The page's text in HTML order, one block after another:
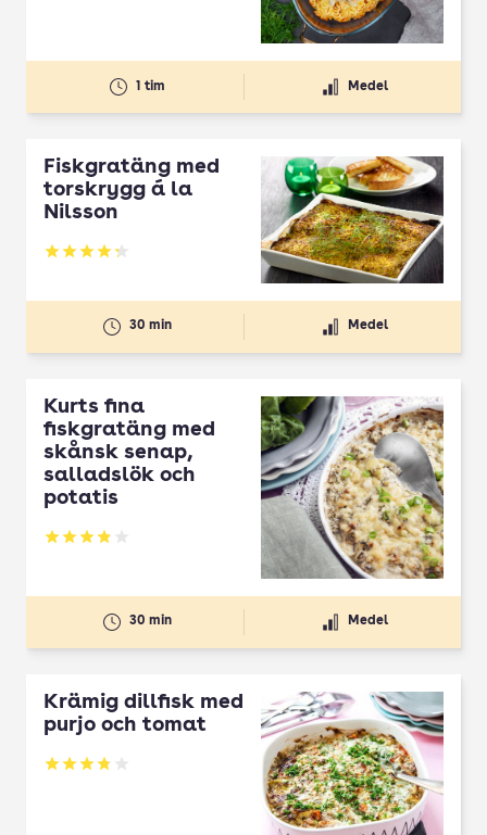
1 tim Medel
Fiskgratäng med
torskrygg á la
Nilsson
Betyg: 4.25 av 5
30 min Medel
Kurts fina
fiskgratäng med
skånsk senap,
salladslök och
potatis
Betyg: 3.87 av 5
30 min Medel
Krämig dillfisk med
purjo och tomat
Betyg: 3.83 av 5